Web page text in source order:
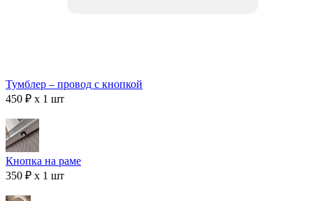
Тумблер – провод с кнопкой
450 ₽ x 1 шт
Кнопка на раме
350 ₽ x 1 шт